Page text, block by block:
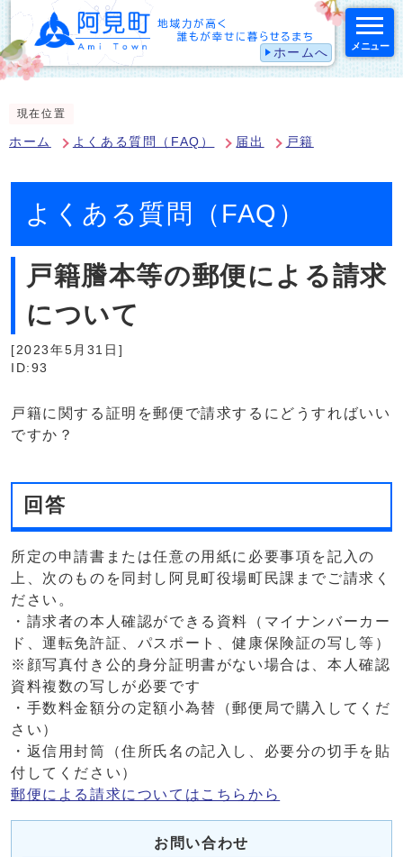
ホームへ メニュー
現在位置
ホーム よくある質問（FAQ） 届出 戸籍
よくある質問（FAQ）
戸籍謄本等の郵便による請求
について
[2023年5月31日]
ID:93
戸籍に関する証明を郵便で請求するにどうすればいい
ですか？
回答
所定の申請書または任意の用紙に必要事項を記入の
上、次のものを同封し阿見町役場町民課までご請求く
ださい。
・請求者の本人確認ができる資料（マイナンバーカー
ド、運転免許証、パスポート、健康保険証の写し等）
※顔写真付き公的身分証明書がない場合は、本人確認
資料複数の写しが必要です
・手数料金額分の定額小為替（郵便局で購入してくだ
さい）
・返信用封筒（住所氏名の記入し、必要分の切手を貼
付してください）
郵便による請求についてはこちらから
お問い合わせ